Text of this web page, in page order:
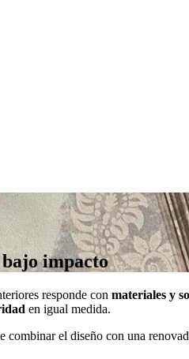
bajo impacto
responde con materiales y
en igual medida.
combinar el diseño con una